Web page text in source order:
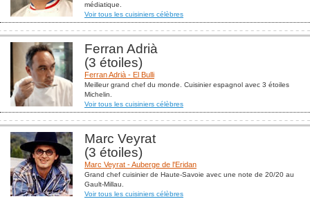
médiatique.
Voir tous les cuisiniers célèbres
Ferran Adrià
(3 étoiles)
Ferran Adrià - El Bulli
Meilleur grand chef du monde. Cuisinier espagnol avec 3 étoiles
Michelin.
Voir tous les cuisiniers célèbres
Marc Veyrat
(3 étoiles)
Marc Veyrat - Auberge de l'Eridan
Grand chef cuisinier de Haute-Savoie avec une note de 20/20 au
Gault-Millau.
Voir tous les cuisiniers célèbres